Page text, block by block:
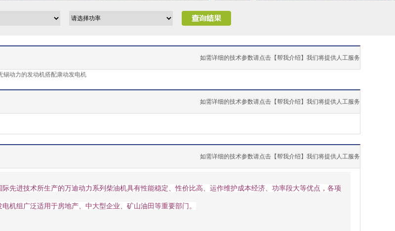
如需详细的技术参数请点击【帮我介绍】我们将提供人工服务
锡动力的发动机搭配康动发电机
如需详细的技术参数请点击【帮我介绍】我们将提供人工服务
如需详细的技术参数请点击【帮我介绍】我们将提供人工服务
先进技术所生产的万迪动力系列柴油机具有性能稳定、性价比高、运作维护成本经济、功率段大等优点，各项
机组广泛适用于房地产、中大型企业、矿山油田等重要部门。